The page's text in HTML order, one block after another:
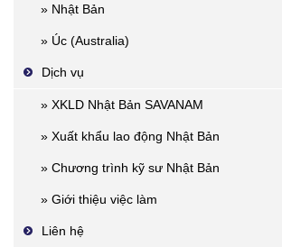
» Nhật Bản
» Úc (Australia)
Dịch vụ
» XKLD Nhật Bản SAVANAM
» Xuất khẩu lao động Nhật Bản
» Chương trình kỹ sư Nhật Bản
» Giới thiệu việc làm
Liên hệ